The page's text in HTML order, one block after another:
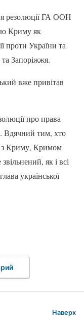
резолюції ГА ООН
Криму як
проти України та
та Запоріжжя.
вже привітав
про права
Вдячний тим, хто
з Криму, Кримом
як і всі
української
Наверх